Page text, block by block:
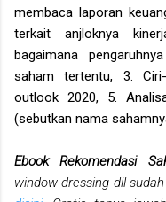
membaca laporan
terkait anjloknya
bagaimana
saham tertentu, 3.
outlook 2020, 5.
(sebutkan nama
Ebook Rekomendasi
window dressing dll